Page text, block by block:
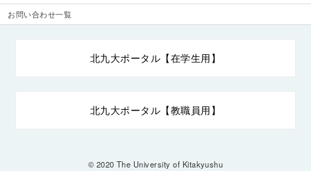
お問い合わせ一覧
北九大ポータル【在学生用】
北九大ポータル【教職員用】
© 2020 The University of Kitakyushu